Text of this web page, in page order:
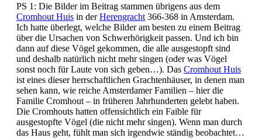
PS 1: Die Bilder im Beitrag stammen übrigens aus dem
Cromhout Huis in derHerengracht 366-368 in Amsterdam.
Ich hatte überlegt, welche Bilder am besten zu einem Beitrag
über die Ursachen von Schwerhörigkeit passen. Und ich bin
dann auf diese Vögel gekommen, die alle ausgestopft sind
und deshalb natürlich nicht mehr singen (oder was Vögel
sonst noch für Laute von sich geben…). Das Cromhout Huis
ist eines dieser herrschaftlichen Grachtenhäuser, in denen man
sehen kann, wie reiche Amsterdamer Familien – hier die
Familie Cromhout – in früheren Jahrhunderten gelebt haben.
Die Cromhouts hatten offensichtlich ein Faible für
ausgestopfte Vögel (die nicht mehr singen). Wenn man durch
das Haus geht, fühlt man sich irgendwie ständig beobachtet…